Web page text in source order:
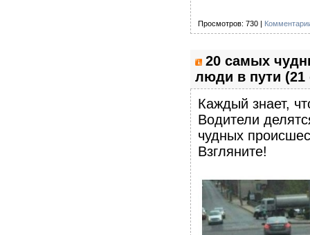
Просмотров: 730 |
20 самых
люди в пути
Каждый знает,
Водители
чудных
Взгляните!